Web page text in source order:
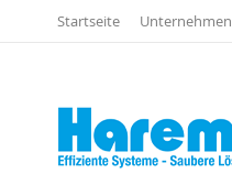
Startseite Unternehmen